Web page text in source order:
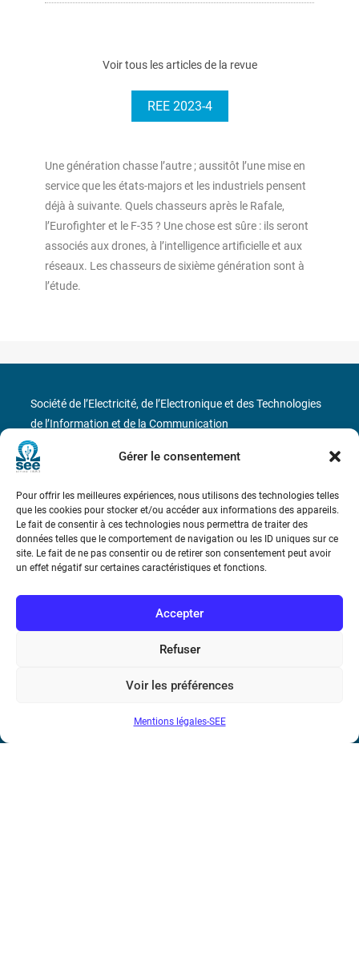
Gérer le consentement
Pour offrir les meilleures expériences, nous utilisons des technologies telles
que les cookies pour stocker et/ou accéder aux informations des appareils.
Le fait de consentir à ces technologies nous permettra de traiter des
données telles que le comportement de navigation ou les ID uniques sur ce
site. Le fait de ne pas consentir ou de retirer son consentement peut avoir
un effet négatif sur certaines caractéristiques et fonctions.
Accepter
Refuser
Voir les préférences
Mentions légales-SEE
Voir tous les articles de la revue
REE 2023-4
Une génération chasse l’autre ; aussitôt l’une mise en
service que les états-majors et les industriels pensent
déjà à suivante. Quels chasseurs après le Rafale,
l’Eurofighter et le F-35 ? Une chose est sûre : ils seront
associés aux drones, à l’intelligence artificielle et aux
réseaux. Les chasseurs de sixième génération sont à
l’étude.
Bicentenaire des découvertes d’André-
Conditions Générales de Vente
Société de l’Electricité, de l’Electronique et des Technologies
de l’Information et de la Communication
17 rue de l’Amiral Hamelin 75116 Paris
Métro : « Boissière » Ligne 6 et « Iéna » Ligne 9
Téléphone : (+33) 1 56 90 37 17
N° de SIREN : 785 393 232, Code APE : 9412Z TVA intra-